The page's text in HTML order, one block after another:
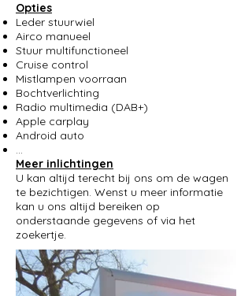
Opties
Leder stuurwiel
Airco manueel
Stuur multifunctioneel
Cruise control
Mistlampen voorraan
Bochtverlichting
Radio multimedia (DAB+)
Apple carplay
Android auto
…
Meer inlichtingen
U kan altijd terecht bij ons om de wagen
te bezichtigen. Wenst u meer informatie
kan u ons altijd bereiken op
onderstaande gegevens of via het
zoekertje.